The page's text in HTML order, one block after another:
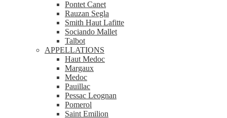
Pontet Canet
Rauzan Segla
Smith Haut Lafitte
Sociando Mallet
Talbot
APPELLATIONS
Haut Medoc
Margaux
Medoc
Pauillac
Pessac Leognan
Pomerol
Saint Emilion